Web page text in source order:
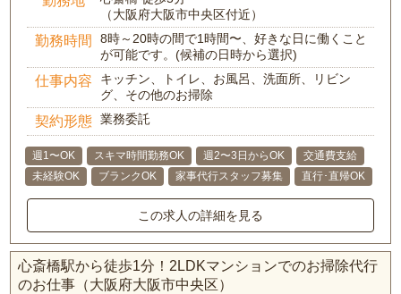
（大阪府大阪市中央区付近）
勤務時間
8時～20時の間で1時間〜、好きな日に働くこと
が可能です。(候補の日時から選択)
仕事内容
キッチン、トイレ、お風呂、洗面所、リビン
グ、その他のお掃除
契約形態 業務委託
週1〜OK スキマ時間勤務OK 週2〜3日からOK
交通費支給
未経験OK
ブランクOK 家事代行スタッフ募集 直行･直帰OK
この求人の詳細を見る
心斎橋駅から徒歩1分！2LDKマンションでのお掃除代行
のお仕事（大阪府大阪市中央区）